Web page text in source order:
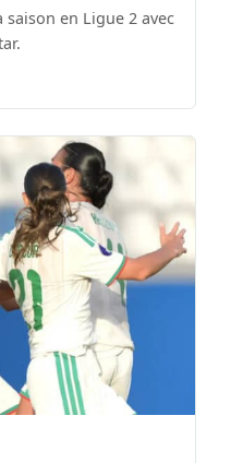
saison en Ligue 2 avec